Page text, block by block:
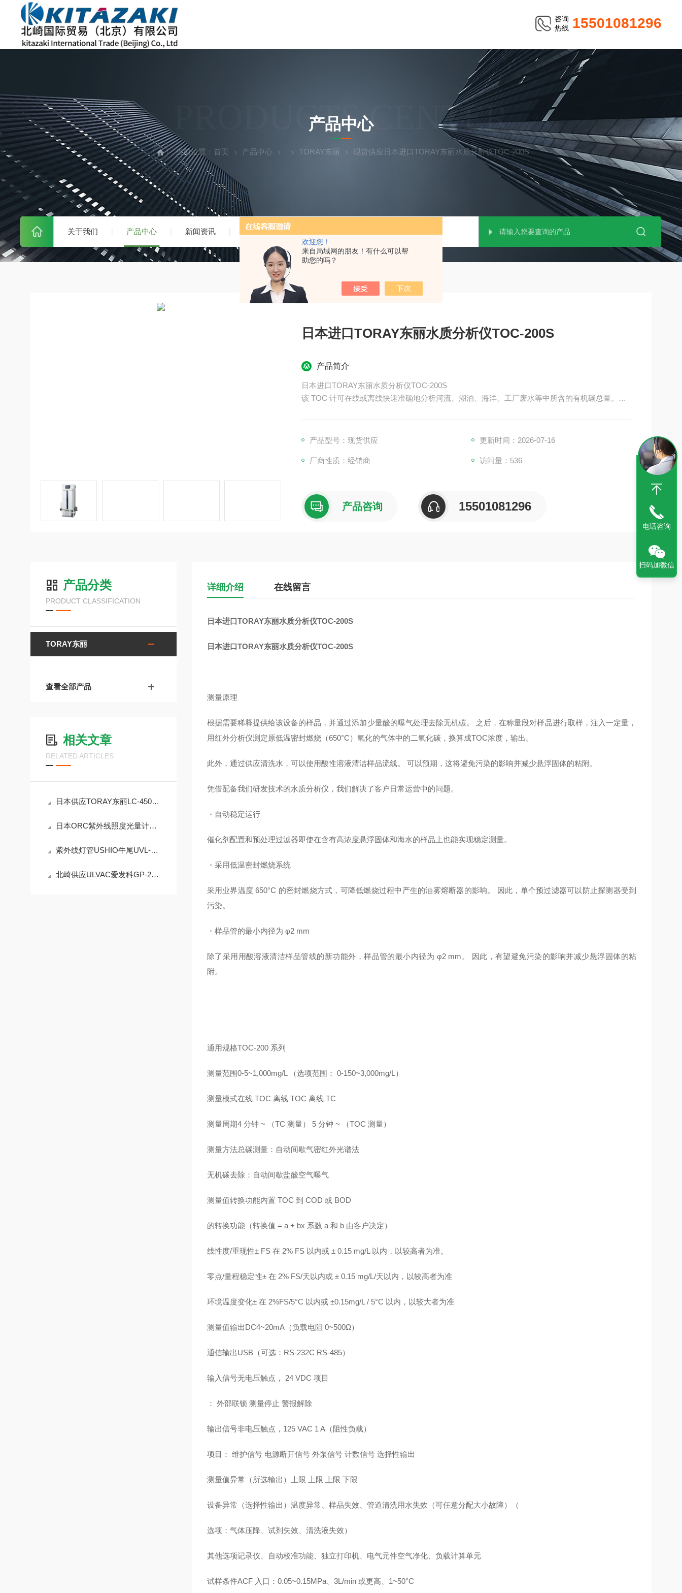
欢迎您！
来自局域网的朋友！有什么可以帮
助您的吗？
咨询
热线 15501081296
关于我们 产品中心 新闻资讯 技术文章
PRODUCTS CENTER
产品中心
当前位置： 首页 产品中心 TORAY东丽 现货供应日本进口TORAY东丽水质分析仪TOC-200S
日本进口TORAY东丽水质分析仪TOC-200S
产品简介
日本进口TORAY东丽水质分析仪TOC-200S
该 TOC 计可在线或离线快速准确地分析河流、湖泊、海洋、工厂废水等中所含的有机碳总量。
产品型号：现货供应
更新时间：2026-07-16
厂商性质：经销商 访问量：536
产品咨询 15501081296
产品分类
PRODUCT CLASSIFICATION
TORAY东丽
查看全部产品
相关文章
RELATED ARTICLES
日本供应TORAY东丽LC-450D氧气分析仪
日本ORC紫外线照度光量计UV-M03A-00-1
紫外线灯管USHIO牛尾UVL-6000-O现货供应
北崎供应ULVAC爱发科GP-2001G皮拉尼真空计
详细介绍 在线留言
日本进口TORAY东丽水质分析仪TOC-200S
日本进口TORAY东丽水质分析仪TOC-200S
测量原理
根据需要稀释提供给该设备的样品，并通过添加少量酸的曝气处理去除无机碳。 之后，在称量段对样品进行取样，注入一定量，
用红外分析仪测定原低温密封燃烧（650°C）氧化的气体中的二氧化碳，换算成TOC浓度，输出。
此外，通过供应清洗水，可以使用酸性溶液清洁样品流线。 可以预期，这将避免污染的影响并减少悬浮固体的粘附。
凭借配备我们研发技术的水质分析仪，我们解决了客户日常运营中的问题。
・自动稳定运行
催化剂配置和预处理过滤器即使在含有高浓度悬浮固体和海水的样品上也能实现稳定测量。
・采用低温密封燃烧系统
采用业界温度 650°C 的密封燃烧方式，可降低燃烧过程中产生的油雾熔断器的影响。 因此，单个预过滤器可以防止探测器受到
污染。
・样品管的最小内径为 φ2 mm
除了采用用酸溶液清洁样品管线的新功能外，样品管的最小内径为 φ2 mm。 因此，有望避免污染的影响并减少悬浮固体的粘
附。
通用规格TOC-200 系列
测量范围0-5~1,000mg/L （选项范围： 0-150~3,000mg/L）
测量模式在线 TOC 离线 TOC 离线 TC
测量周期4 分钟 ~ （TC 测量） 5 分钟 ~ （TOC 测量）
测量方法总碳测量：自动间歇气密红外光谱法
无机碳去除：自动间歇盐酸空气曝气
测量值转换功能内置 TOC 到 COD 或 BOD
的转换功能（转换值 = a + bx 系数 a 和 b 由客户决定）
线性度/重现性± FS 在 2% FS 以内或 ± 0.15 mg/L 以内，以较高者为准。
零点/量程稳定性± 在 2% FS/天以内或 ± 0.15 mg/L/天以内，以较高者为准
环境温度变化± 在 2%FS/5°C 以内或 ±0.15mg/L / 5°C 以内，以较大者为准
测量值输出DC4~20mA（负载电阻 0~500Ω）
通信输出USB（可选：RS-232C RS-485）
输入信号无电压触点， 24 VDC 项目
： 外部联锁 测量停止 警报解除
输出信号非电压触点，125 VAC 1 A（阻性负载）
项目： 维护信号 电源断开信号 外泵信号 计数信号 选择性输出
测量值异常（所选输出）上限 上限 上限 下限
设备异常（选择性输出）温度异常、样品失效、管道清洗用水失效（可任意分配大小故障）（
选项：气体压降、试剂失效、清洗液失效）
其他选项记录仪、自动校准功能、独立打印机、电气元件空气净化、负载计算单元
试样条件ACF 入口：0.05~0.15MPa、3L/min 或更高、1~50°C
电话咨询
扫码加微信